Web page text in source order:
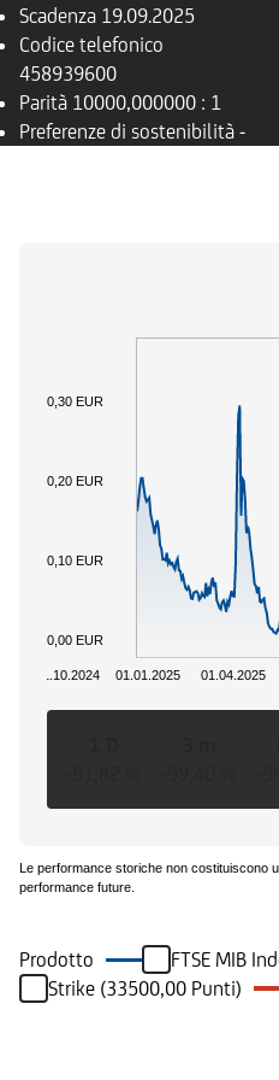
Scadenza 19.09.2025
Codice telefonico
458939600
Parità 10000,000000 : 1
Preferenze di sostenibilità -
01.01.2025 01.04.2025
01.10.2024
0,00 EUR
0,10 EUR
0,20 EUR
0,30 EUR
Le performance storiche non costituiscono
performance future.
Prodotto
FTSE MIB
Strike (33500,00 Punti)